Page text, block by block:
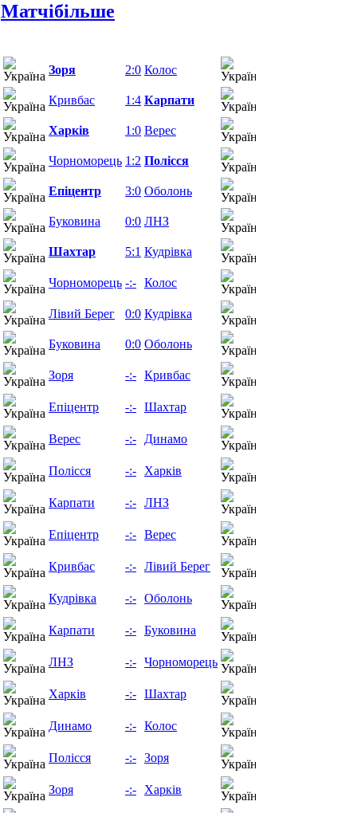
Матчiбільше
Зоря 2:0 Колос
Кривбас 1:4 Карпати
Харків 1:0 Верес
Чорноморець 1:2 Полісся
Епіцентр 3:0 Оболонь
Буковина 0:0 ЛНЗ
Шахтар 5:1 Кудрівка
Чорноморець -:- Колос
Лівий Берег
0:0 Кудрівка
Буковина 0:0 Оболонь
Зоря -:- Кривбас
Епіцентр
-:- Шахтар
Верес
-:- Динамо
Полісся
-:- Харків
Карпати
-:- ЛНЗ
Епіцентр
-:- Верес
Кривбас
-:- Лівий Берег
Кудрівка
-:- Оболонь
Карпати
-:- Буковина
ЛНЗ
-:- Чорноморець
Харків
-:- Шахтар
Динамо
-:- Колос
Полісся
-:- Зоря
Зоря
-:- Харків